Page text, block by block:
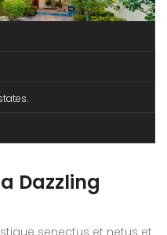
Dazzling
senectus et netus et